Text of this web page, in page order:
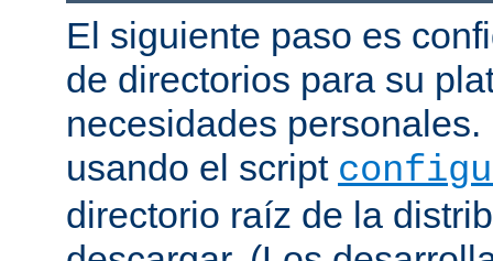
El siguiente paso es
de directorios para su
necesidades
usando el script
directorio raíz de la